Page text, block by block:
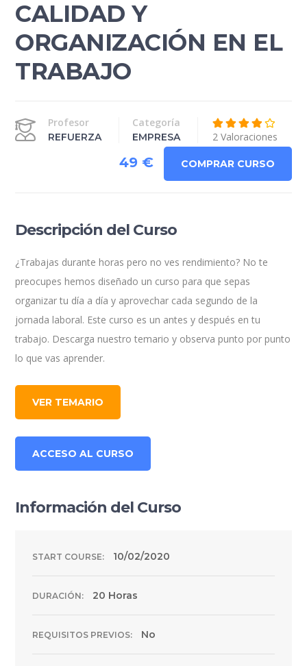
CALIDAD Y
ORGANIZACIÓN EN EL
TRABAJO
Profesor
REFUERZA
Categoría
EMPRESA 2 Valoraciones
49 € COMPRAR CURSO
Descripción del Curso
¿Trabajas durante horas pero no ves rendimiento? No te
preocupes hemos diseñado un curso para que sepas
organizar tu día a día y aprovechar cada segundo de la
jornada laboral. Este curso es un antes y después en tu
trabajo. Descarga nuestro temario y observa punto por punto
lo que vas aprender.
VER TEMARIO
ACCESO AL CURSO
Información del Curso
START COURSE: 10/02/2020
DURACIÓN: 20 Horas
REQUISITOS PREVIOS: No